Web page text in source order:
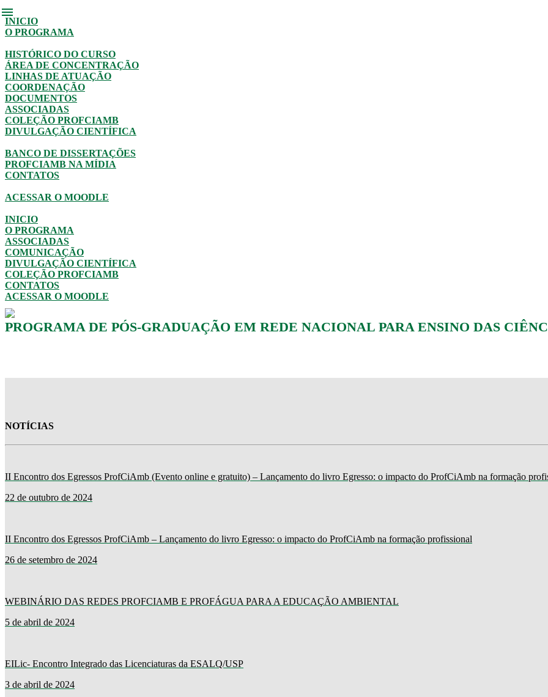
menu
INICIO
O PROGRAMA
HISTÓRICO DO CURSO
ÁREA DE CONCENTRAÇÃO
LINHAS DE ATUAÇÃO
COORDENAÇÃO
DOCUMENTOS
ASSOCIADAS
COLEÇÃO PROFCIAMB
DIVULGAÇÃO CIENTÍFICA
BANCO DE DISSERTAÇÕES
PROFCIAMB NA MÍDIA
CONTATOS
ACESSAR O MOODLE
INICIO
O PROGRAMA
ASSOCIADAS
COMUNICAÇÃO
DIVULGAÇÃO CIENTÍFICA
COLEÇÃO PROFCIAMB
CONTATOS
ACESSAR O MOODLE
PROGRAMA DE PÓS-GRADUAÇÃO EM REDE NACIONAL PARA ENSINO DAS
NOTÍCIAS
II Encontro dos Egressos ProfCiAmb (Evento online e gratuito) – Lançamento do livro Egresso: o impacto do ProfCiAmb na formação
22 de outubro de 2024
II Encontro dos Egressos ProfCiAmb – Lançamento do livro Egresso: o impacto do ProfCiAmb na formação profissional
26 de setembro de 2024
WEBINÁRIO DAS REDES PROFCIAMB E PROFÁGUA PARA A EDUCAÇÃO AMBIENTAL
5 de abril de 2024
EILic- Encontro Integrado das Licenciaturas da ESALQ/USP
3 de abril de 2024